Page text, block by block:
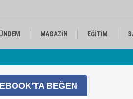
MAGAZİN EĞİTİM
BEĞEN